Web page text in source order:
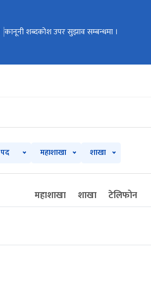
कार्यालय स्थानान्तरण भएको सूचना ।
कानूनी शब्दकोश उपर सुझाव सम्बन्धमा ।
कानूनी शब्दकोश
पद महाशाखा शाखा
महाशाखा शाखा टेलिफोन